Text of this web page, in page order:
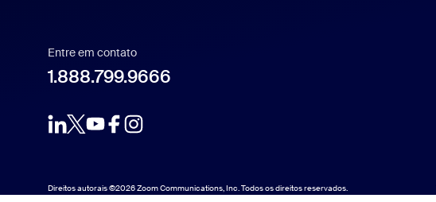
Entre em contato
1.888.799.9666
Direitos autorais ©2026 Zoom Communications, Inc. Todos os direitos reservados.